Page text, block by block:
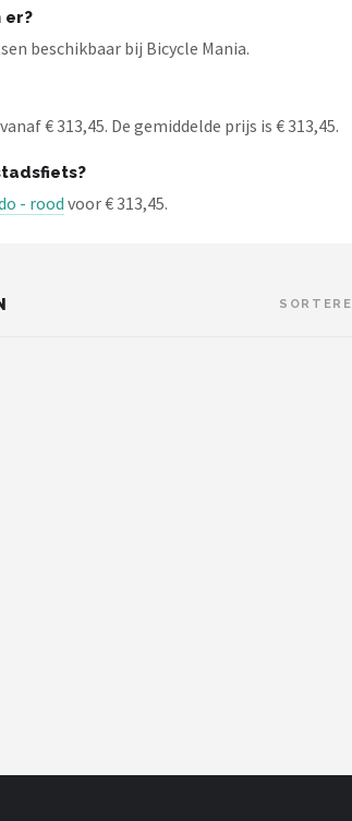
er?
beschikbaar bij Bicycle Mania.
€ 313,45. De gemiddelde prijs is € 313,45.
- roodvoor € 313,45.